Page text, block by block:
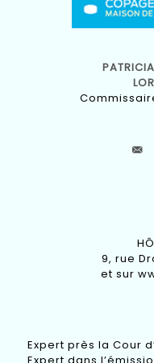
9, rue
et sur
Expert près la Cour